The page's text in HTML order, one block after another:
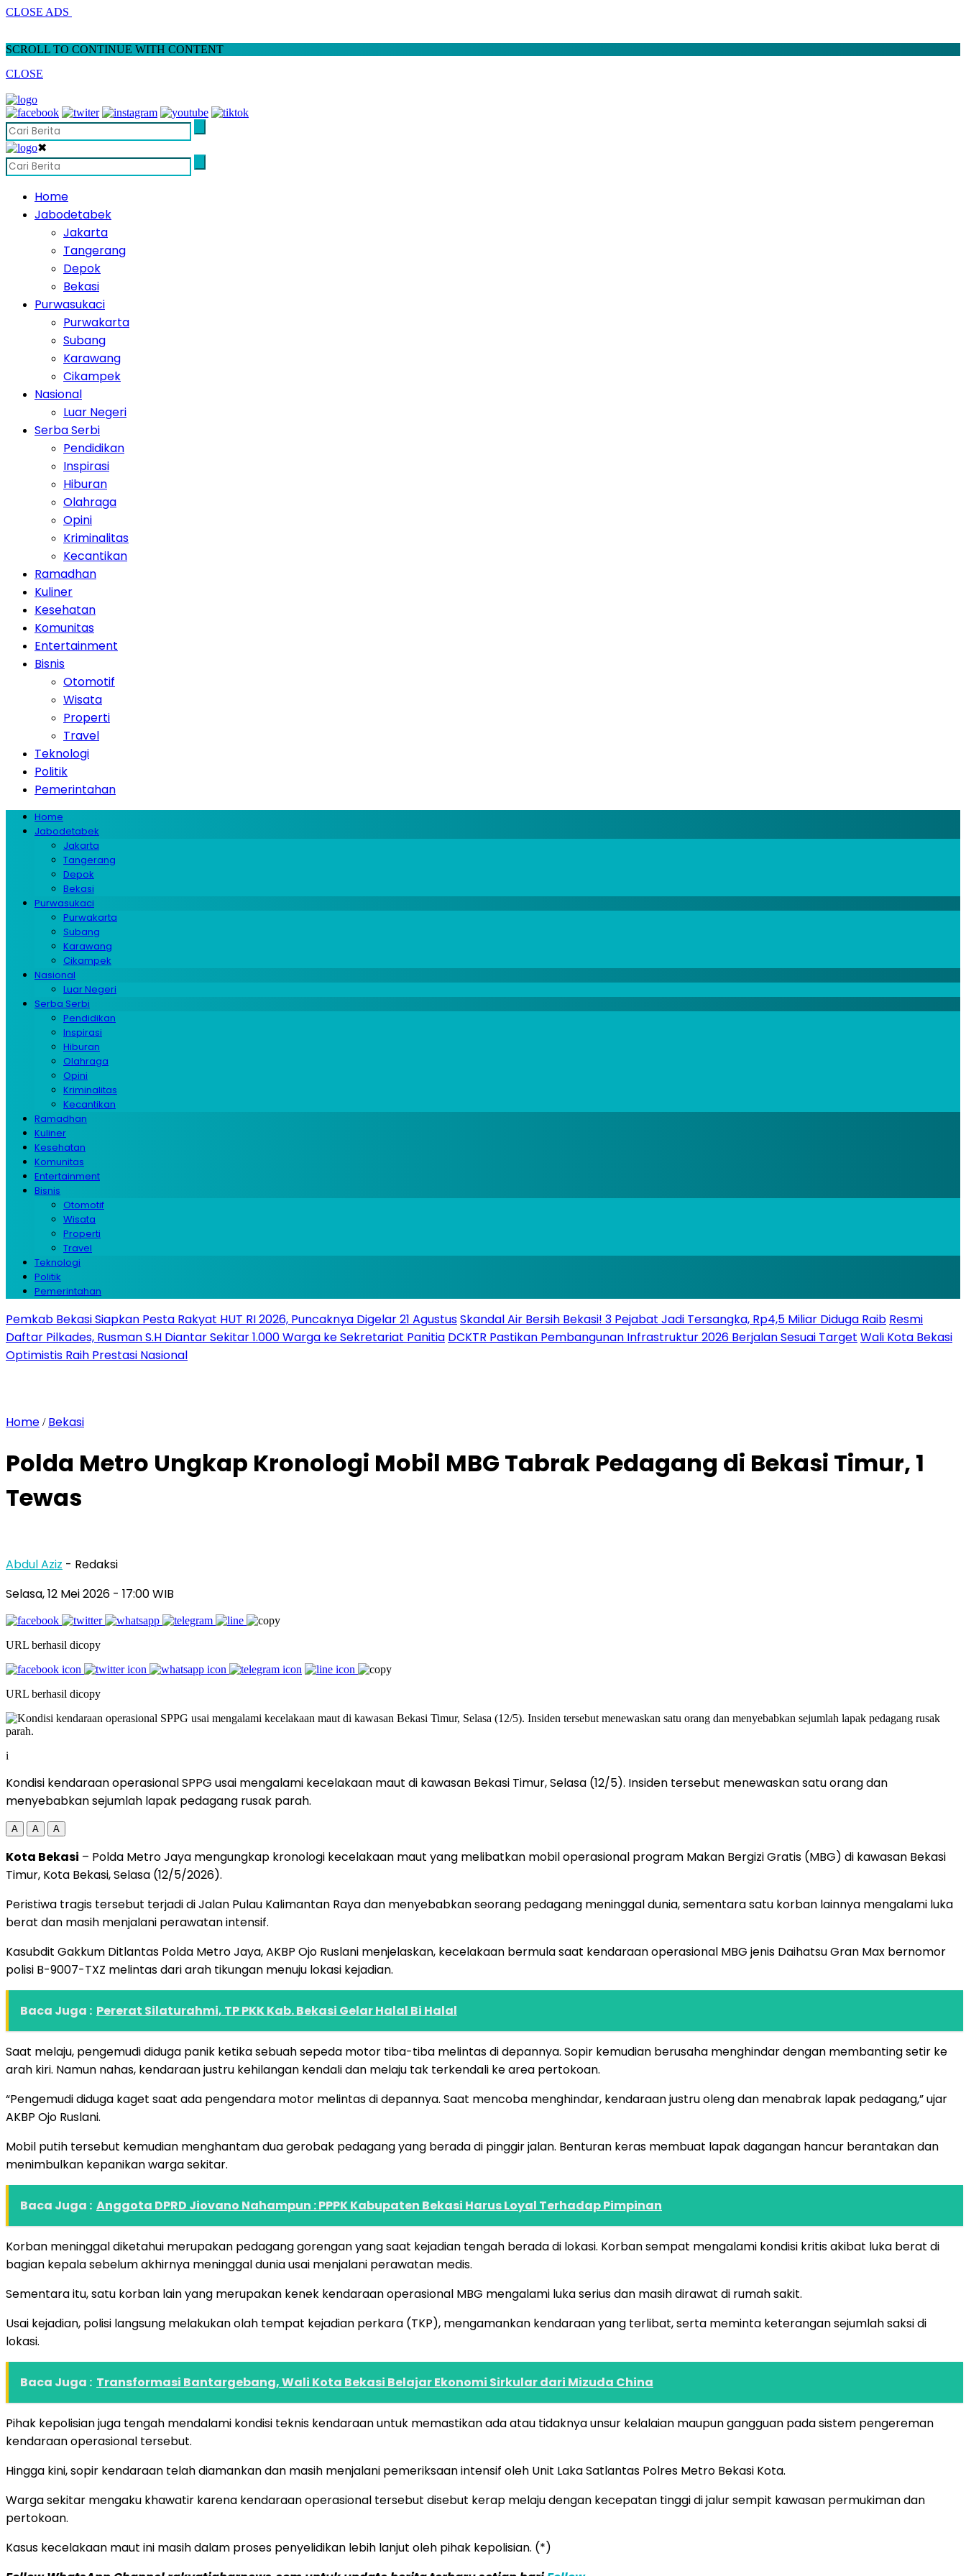
CLOSE ADS
SCROLL TO CONTINUE WITH CONTENT
CLOSE
✖
Home
Jabodetabek
Jakarta
Tangerang
Depok
Bekasi
Purwasukaci
Purwakarta
Subang
Karawang
Cikampek
Nasional
Luar Negeri
Serba Serbi
Pendidikan
Inspirasi
Hiburan
Olahraga
Opini
Kriminalitas
Kecantikan
Ramadhan
Kuliner
Kesehatan
Komunitas
Entertainment
Bisnis
Otomotif
Wisata
Properti
Travel
Teknologi
Politik
Pemerintahan
Home
Jabodetabek
Jakarta
Tangerang
Depok
Bekasi
Purwasukaci
Purwakarta
Subang
Karawang
Cikampek
Nasional
Luar Negeri
Serba Serbi
Pendidikan
Inspirasi
Hiburan
Olahraga
Opini
Kriminalitas
Kecantikan
Ramadhan
Kuliner
Kesehatan
Komunitas
Entertainment
Bisnis
Otomotif
Wisata
Properti
Travel
Teknologi
Politik
Pemerintahan
Pemkab Bekasi Siapkan Pesta Rakyat HUT RI 2026, Puncaknya Digelar 21 AgustusSkandal Air Bersih Bekasi! 3 Pejabat Jadi Tersangka, Rp4,5 Miliar Diduga Raib Resmi
Daftar Pilkades, Rusman S.H Diantar Sekitar 1.000 Warga ke Sekretariat Panitia DCKTR Pastikan Pembangunan Infrastruktur 2026 Berjalan Sesuai Target Wali Kota Bekasi
Optimistis Raih Prestasi Nasional
Home / Bekasi
Polda Metro Ungkap Kronologi Mobil MBG Tabrak Pedagang di Bekasi Timur, 1
Tewas
Abdul Aziz - Redaksi
Selasa, 12 Mei 2026 - 17:00 WIB
URL berhasil dicopy
URL berhasil dicopy
i
Kondisi kendaraan operasional SPPG usai mengalami kecelakaan maut di kawasan Bekasi Timur, Selasa (12/5). Insiden tersebut menewaskan satu orang dan
menyebabkan sejumlah lapak pedagang rusak parah.
A A A
Kota Bekasi – Polda Metro Jaya mengungkap kronologi kecelakaan maut yang melibatkan mobil operasional program Makan Bergizi Gratis (MBG) di kawasan Bekasi
Timur, Kota Bekasi, Selasa (12/5/2026).
Peristiwa tragis tersebut terjadi di Jalan Pulau Kalimantan Raya dan menyebabkan seorang pedagang meninggal dunia, sementara satu korban lainnya mengalami luka
berat dan masih menjalani perawatan intensif.
Kasubdit Gakkum Ditlantas Polda Metro Jaya, AKBP Ojo Ruslani menjelaskan, kecelakaan bermula saat kendaraan operasional MBG jenis Daihatsu Gran Max bernomor
polisi B-9007-TXZ melintas dari arah tikungan menuju lokasi kejadian.
Baca Juga : Pererat Silaturahmi, TP PKK Kab. Bekasi Gelar Halal Bi Halal
Saat melaju, pengemudi diduga panik ketika sebuah sepeda motor tiba-tiba melintas di depannya. Sopir kemudian berusaha menghindar dengan membanting setir ke
arah kiri. Namun nahas, kendaraan justru kehilangan kendali dan melaju tak terkendali ke area pertokoan.
“Pengemudi diduga kaget saat ada pengendara motor melintas di depannya. Saat mencoba menghindar, kendaraan justru oleng dan menabrak lapak pedagang,” ujar
AKBP Ojo Ruslani.
Mobil putih tersebut kemudian menghantam dua gerobak pedagang yang berada di pinggir jalan. Benturan keras membuat lapak dagangan hancur berantakan dan
menimbulkan kepanikan warga sekitar.
Baca Juga : Anggota DPRD Jiovano Nahampun : PPPK Kabupaten Bekasi Harus Loyal Terhadap Pimpinan
Korban meninggal diketahui merupakan pedagang gorengan yang saat kejadian tengah berada di lokasi. Korban sempat mengalami kondisi kritis akibat luka berat di
bagian kepala sebelum akhirnya meninggal dunia usai menjalani perawatan medis.
Sementara itu, satu korban lain yang merupakan kenek kendaraan operasional MBG mengalami luka serius dan masih dirawat di rumah sakit.
Usai kejadian, polisi langsung melakukan olah tempat kejadian perkara (TKP), mengamankan kendaraan yang terlibat, serta meminta keterangan sejumlah saksi di
lokasi.
Baca Juga : Transformasi Bantargebang, Wali Kota Bekasi Belajar Ekonomi Sirkular dari Mizuda China
Pihak kepolisian juga tengah mendalami kondisi teknis kendaraan untuk memastikan ada atau tidaknya unsur kelalaian maupun gangguan pada sistem pengereman
kendaraan operasional tersebut.
Hingga kini, sopir kendaraan telah diamankan dan masih menjalani pemeriksaan intensif oleh Unit Laka Satlantas Polres Metro Bekasi Kota.
Warga sekitar mengaku khawatir karena kendaraan operasional tersebut disebut kerap melaju dengan kecepatan tinggi di jalur sempit kawasan permukiman dan
pertokoan.
Kasus kecelakaan maut ini masih dalam proses penyelidikan lebih lanjut oleh pihak kepolisian. (*)